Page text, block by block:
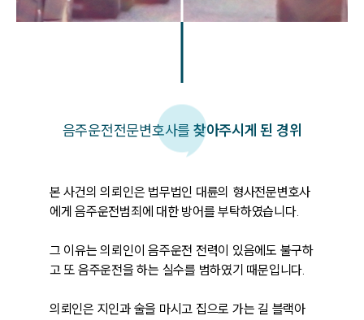
음주운전전문변호사를 찾아주시게 된 경위
본 사건의 의뢰인은 법무법인 대륜의 형사전문변호사
에게 음주운전범죄에 대한 방어를 부탁하였습니다.
그 이유는 의뢰인이 음주운전 전력이 있음에도 불구하
고 또 음주운전을 하는 실수를 범하였기 때문입니다.
의뢰인은 지인과 술을 마시고 집으로 가는 길 블랙아